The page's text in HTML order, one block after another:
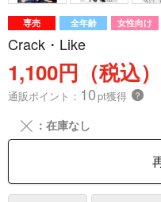
専売 全年齢 女性向け
Crack・Like
1,100円（税込）
通販ポイント： 10pt獲得 ？
╳ ：在庫なし